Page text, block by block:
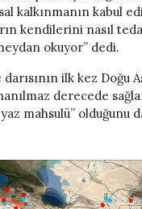
kalkınmanın kabul
kendilerini nasıl
okuyor” dedi.
ilk kez Doğu
derecede
mahsulü” olduğunu